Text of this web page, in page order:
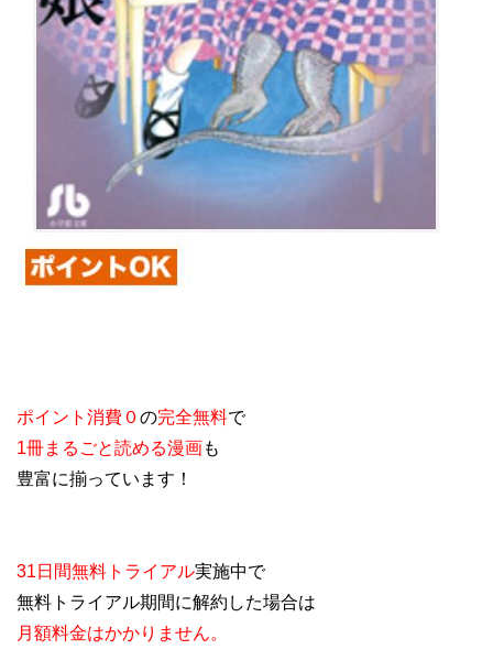
ポイント消費０の完全無料で
1冊まるごと読める漫画も
豊富に揃っています！
31日間無料トライアル実施中で
無料トライアル期間に解約した場合は
月額料金はかかりません。